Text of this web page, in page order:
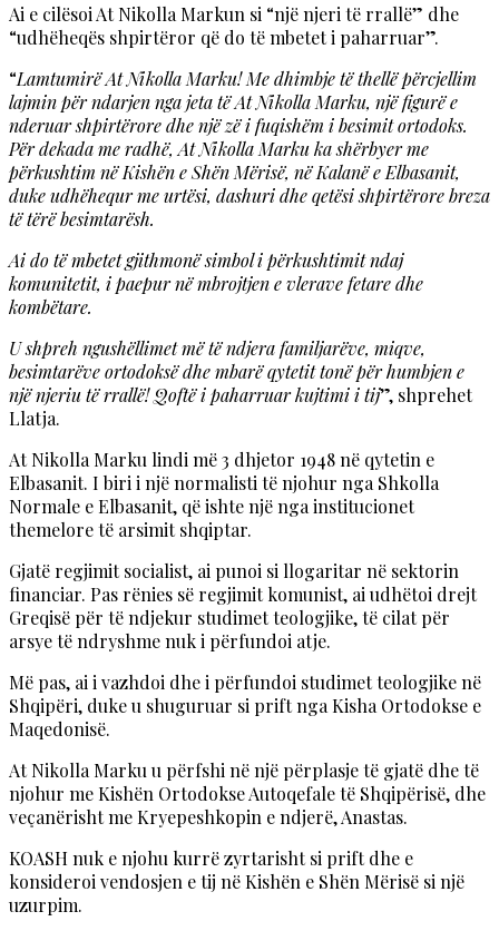
Ai e cilësoi At Nikolla Markun si “një njeri të rrallë” dhe
“udhëheqës shpirtëror që do të mbetet i paharruar”.
“Lamtumirë At Nikolla Marku! Me dhimbje të thellë përcjellim
lajmin për ndarjen nga jeta të At Nikolla Marku, një figurë e
nderuar shpirtërore dhe një zë i fuqishëm i besimit ortodoks.
Për dekada me radhë, At Nikolla Marku ka shërbyer me
përkushtim në Kishën e Shën Mërisë, në Kalanë e Elbasanit,
duke udhëhequr me urtësi, dashuri dhe qetësi shpirtërore breza
të tërë besimtarësh.
Ai do të mbetet gjithmonë simbol i përkushtimit ndaj
komunitetit, i paepur në mbrojtjen e vlerave fetare dhe
kombëtare.
U shpreh ngushëllimet më të ndjera familjarëve, miqve,
besimtarëve ortodoksë dhe mbarë qytetit tonë për humbjen e
një njeriu të rrallë! Qoftë i paharruar kujtimi i tij”, shprehet
Llatja.
At Nikolla Marku lindi më 3 dhjetor 1948 në qytetin e
Elbasanit. I biri i një normalisti të njohur nga Shkolla
Normale e Elbasanit, që ishte një nga institucionet
themelore të arsimit shqiptar.
Gjatë regjimit socialist, ai punoi si llogaritar në sektorin
financiar. Pas rënies së regjimit komunist, ai udhëtoi drejt
Greqisë për të ndjekur studimet teologjike, të cilat për
arsye të ndryshme nuk i përfundoi atje.
Më pas, ai i vazhdoi dhe i përfundoi studimet teologjike në
Shqipëri, duke u shuguruar si prift nga Kisha Ortodokse e
Maqedonisë.
At Nikolla Marku u përfshi në një përplasje të gjatë dhe të
njohur me Kishën Ortodokse Autoqefale të Shqipërisë, dhe
veçanërisht me Kryepeshkopin e ndjerë, Anastas.
KOASH nuk e njohu kurrë zyrtarisht si prift dhe e
konsideroi vendosjen e tij në Kishën e Shën Mërisë si një
uzurpim.